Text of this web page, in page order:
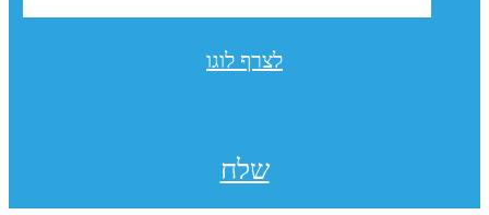
לצרף לוגו
שלח